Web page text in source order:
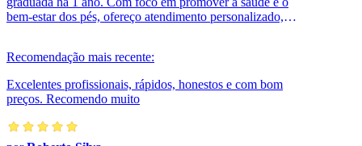
bem-estar dos pés, ofereço atendimento personalizado,
Recomendação mais recente:
Excelentes profissionais, rápidos, honestos e com bom
preços. Recomendo muito